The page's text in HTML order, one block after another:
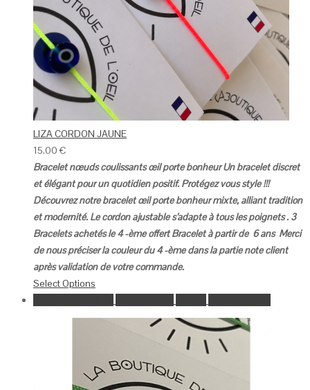
LIZA CORDON JAUNE
15.00€
Bracelet nœuds coulissants œil porte bonheur Un bracelet discret
et élégant pour un quotidien positif. Protégez vous style !!!
Découvrez notre bracelet œil porte bonheur mixte, alliant tradition
et modernité. Le cordon ajustable s’adapte à tous les poignets . 3
Bracelets achetés le 4 -ème offert Bracelet à partir de 6 ans Merci
de nous préciser la couleur du 4 -ème dans la partie note client
après validation de votre commande.
Select Options